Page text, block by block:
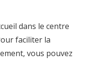
dans le centre
faciliter la
vous pouvez